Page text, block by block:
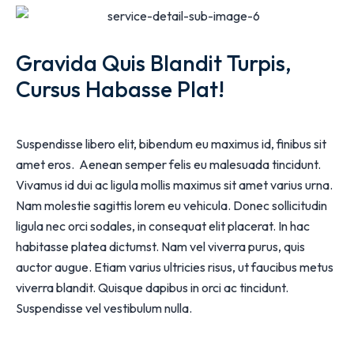
Gravida Quis Blandit Turpis,
Cursus Habasse Plat!
Suspendisse libero elit, bibendum eu maximus id, finibus sit
amet eros. Aenean semper felis eu malesuada tincidunt.
Vivamus id dui ac ligula mollis maximus sit amet varius urna.
Nam molestie sagittis lorem eu vehicula. Donec sollicitudin
ligula nec orci sodales, in consequat elit placerat. In hac
habitasse platea dictumst. Nam vel viverra purus, quis
auctor augue. Etiam varius ultricies risus, ut faucibus metus
viverra blandit. Quisque dapibus in orci ac tincidunt.
Suspendisse vel vestibulum nulla.